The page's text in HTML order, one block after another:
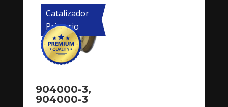
Catalizador
Primario
904000-3,
904000-3